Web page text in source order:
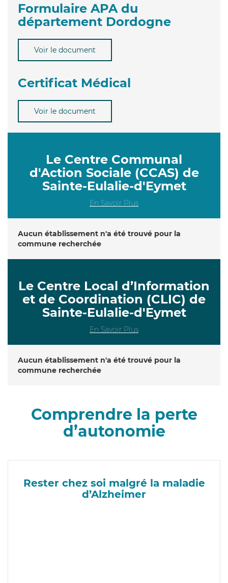
Formulaire APA du
département Dordogne
Voir le document
Certificat Médical
Voir le document
Le Centre Communal
d'Action Sociale (CCAS) de
Sainte-Eulalie-d'Eymet
En Savoir Plus
Aucun établissement n'a été trouvé pour la
commune recherchée
Le Centre Local d’Information
et de Coordination (CLIC) de
Sainte-Eulalie-d'Eymet
En Savoir Plus
Aucun établissement n'a été trouvé pour la
commune recherchée
Comprendre la perte
d’autonomie
Rester chez soi malgré la maladie
d’Alzheimer